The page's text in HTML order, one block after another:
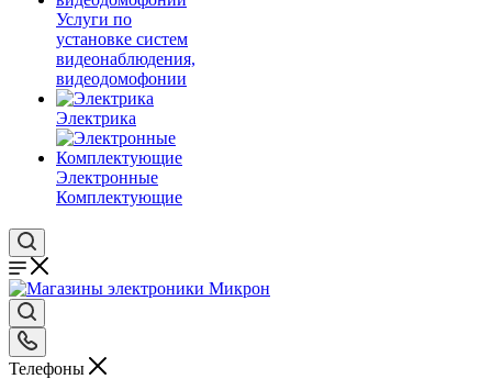
Услуги по
установке систем
видеонаблюдения,
видеодомофонии
Электрика
Электронные
Комплектующие
Телефоны